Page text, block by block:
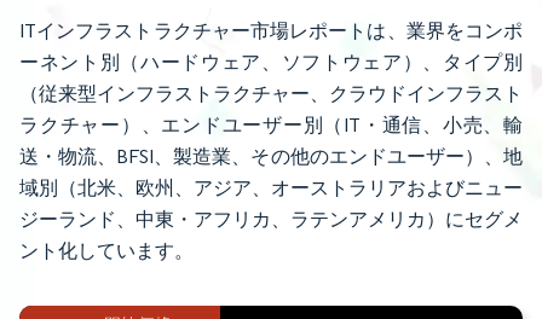
ITインフラストラクチャー市場レポートは、業界をコンポ
ーネント別（ハードウェア、ソフトウェア）、タイプ別
（従来型インフラストラクチャー、クラウドインフラスト
ラクチャー）、エンドユーザー別（IT・通信、小売、輸
送・物流、BFSI、製造業、その他のエンドユーザー）、地
域別（北米、欧州、アジア、オーストラリアおよびニュー
ジーランド、中東・アフリカ、ラテンアメリカ）にセグメ
ント化しています。